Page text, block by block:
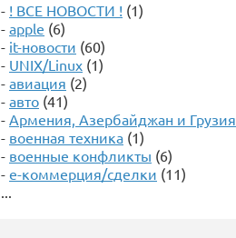
- ! ВСЕ НОВОСТИ ! (1)
- apple (6)
- it-новости (60)
- UNIX/Linux (1)
- авиация (2)
- авто (41)
- Армения, Азербайджан и Грузия
- военная техника (1)
- военные конфликты (6)
- е-коммерция/сделки (11)
...